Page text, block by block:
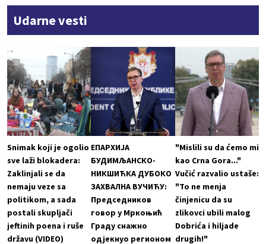
Udarne vesti
Snimak koji je ogolio
sve laži blokadera:
Zaklinjali se da
nemaju veze sa
politikom, a sada
postali skupljači
jeftinih poena i ruše
državu (VIDEO)
ЕПАРХИЈА
БУДИМЉАНСКО-
НИКШИЋКА ДУБОКО
ЗАХВАЛНА ВУЧИЋУ:
Председников
говор у Мркоњић
Граду снажно
одјекнуо регионом
"Mislili su da ćemo mi
kao Crna Gora..."
Vučić razvalio ustaše:
"To ne menja
činjenicu da su
zlikovci ubili malog
Dobrića i hiljade
drugih!"